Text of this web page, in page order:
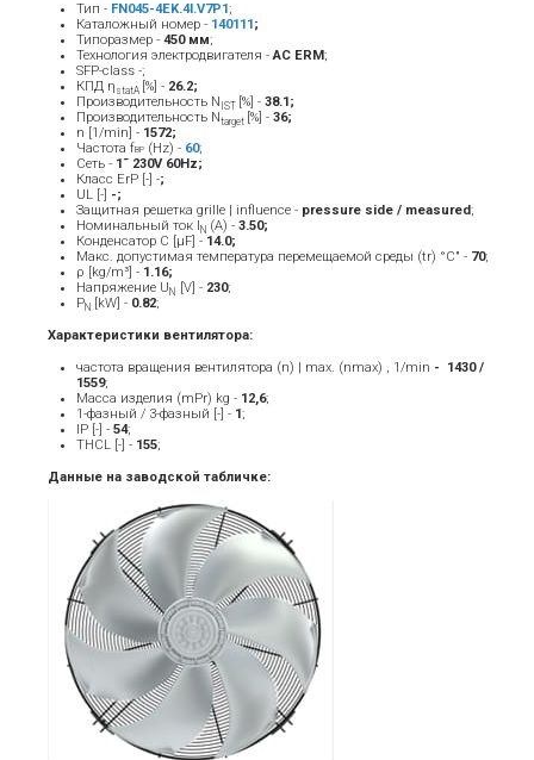
Тип - FN045-4EK.4I.V7P1;
Каталожный номер - 140111 ;
Типоразмер - 450 мм;
Технология электродвигателя -AC ERM;
SFP-class -;
КПД η statA [%] - 26.2;
Производительность N IST [%] - 38.1;
Производительность Ntarget [%] - 36;
n [1/min] - 1572;
Частота fBP (Hz) - 60;
Сеть - 1˜ 230V 60Hz;
Класс ErP [-] -;
UL [-] -;
Защитная решетка grille | influence - pressure side / measured;
Номинальный ток Ι Ν (A) - 3.50;
Конденсатор C [μF] - 14.0;
Макс. допустимая температура перемещаемой среды (tr) °C" - 70;
ρ [kg/m³] - 1.16;
Напряжение UN [V] - 230;
PN [kW] - 0.82;
Характеристики вентилятора:
частота вращения вентилятора (n) | max. (nmax) , 1/min - ­ 1430 /
1559;
Масса изделия (mPr) kg - 12,6;
1-фазный / 3-фазный [-] - 1;
IP [-] - 54;
THCL [-] - 155;
Данные на заводской табличке: